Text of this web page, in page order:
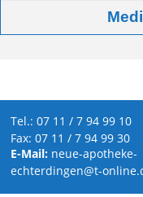
Kontakt
Tel.: 07 11 / 7 94 99 10
Fax: 07 11 / 7 94 99 30
E-Mail: neue-apotheke-
echterdingen@t-